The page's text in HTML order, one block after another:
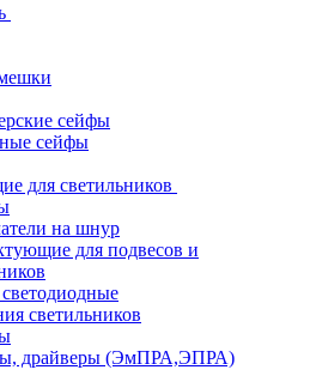
сейфы
сейфы
для светильников
на шнур
для подвесов и
светильников
драйверы (ЭмПРА,ЭПРА)